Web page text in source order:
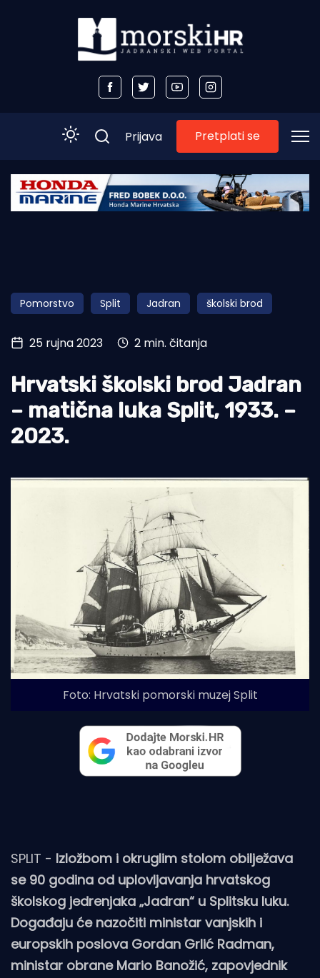
Početna
Obala
Otoci
Turizam i nautika
Pomorstvo
Ribolov
Ekologija
Prijava Pretplati se
Pomorstvo Split Jadran školski brod
25 rujna 2023 2 min. čitanja
Hrvatski školski brod Jadran
– matična luka Split, 1933. –
2023.
Foto: Hrvatski pomorski muzej Split
SPLIT - Izložbom i okruglim stolom obilježava
se 90 godina od uplovljavanja hrvatskog
školskog jedrenjaka „Jadran“ u Splitsku luku.
Događaju će nazočiti ministar vanjskih i
europskih poslova Gordan Grlić Radman,
ministar obrane Mario Banožić, zapovjednik